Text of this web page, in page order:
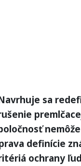
sa
definície
ochrany